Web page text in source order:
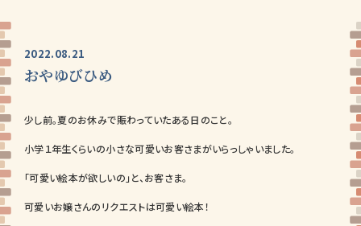
2022.08.21
おやゆびひめ
少し前。夏のお休みで賑わっていたある日のこと。
小学１年生くらいの小さな可愛いお客さまがいらっしゃいました。
「可愛い絵本が欲しいの」と、お客さま。
可愛いお嬢さんのリクエストは可愛い絵本！